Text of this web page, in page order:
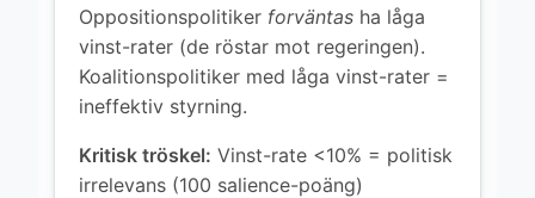
Oppositionspolitiker forväntas ha låga
vinst-rater (de röstar mot regeringen).
Koalitionspolitiker med låga vinst-rater =
ineffektiv styrning.
Kritisk tröskel: Vinst-rate <10% = politisk
irrelevans (100 salience-poäng)